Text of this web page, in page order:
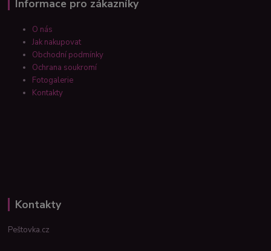
Informace pro zákazníky
O nás
Jak nakupovat
Obchodní podmínky
Ochrana soukromí
Fotogalerie
Kontakty
Kontakty
Peštovka.cz